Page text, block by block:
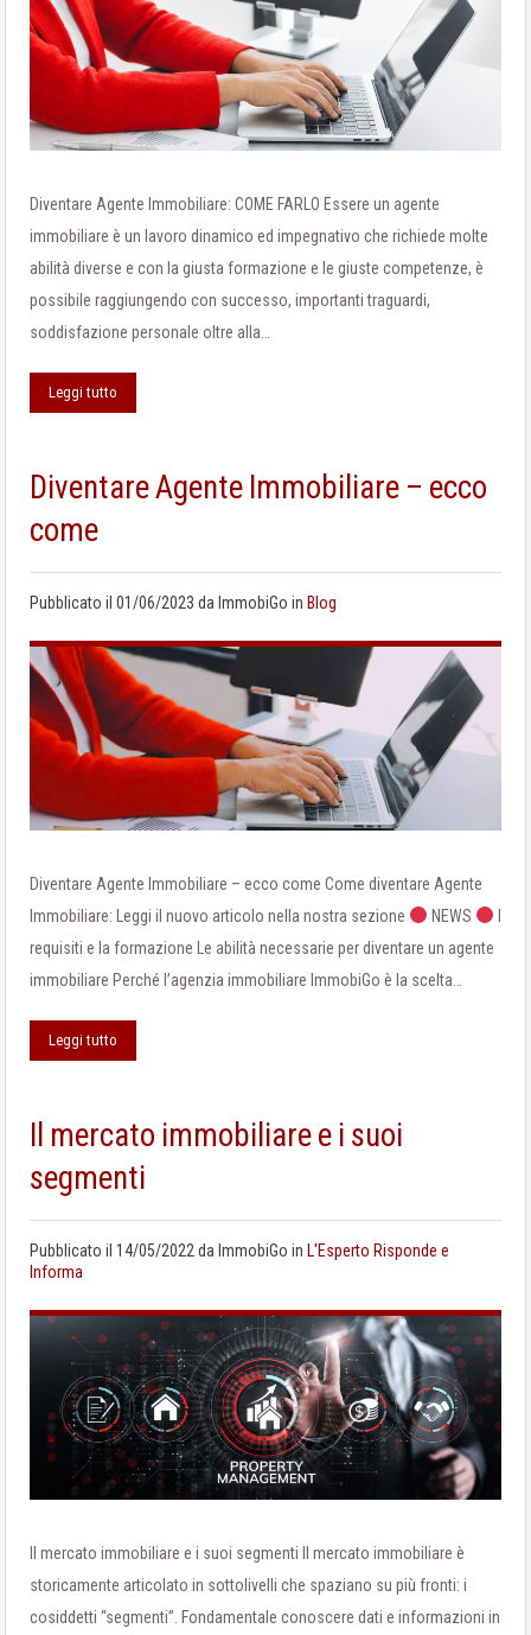
Diventare Agente Immobiliare: COME FARLO Essere un agente
immobiliare è un lavoro dinamico ed impegnativo che richiede molte
abilità diverse e con la giusta formazione e le giuste competenze, è
possibile raggiungendo con successo, importanti traguardi,
soddisfazione personale oltre alla…
Leggi tutto
Diventare Agente Immobiliare – ecco
come
Pubblicato il 01/06/2023 da ImmobiGo in Blog
Diventare Agente Immobiliare – ecco come Come diventare Agente
Immobiliare: Leggi il nuovo articolo nella nostra sezione
NEWS
I
requisiti e la formazione Le abilità necessarie per diventare un agente
immobiliare Perché l’agenzia immobiliare ImmobiGo è la scelta…
Leggi tutto
Il mercato immobiliare e i suoi
segmenti
Pubblicato il 14/05/2022 da ImmobiGo in L'Esperto Risponde e
Informa
Il mercato immobiliare e i suoi segmenti Il mercato immobiliare è
storicamente articolato in sottolivelli che spaziano su più fronti: i
cosiddetti “segmenti”. Fondamentale conoscere dati e informazioni in